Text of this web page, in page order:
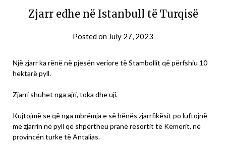
Zjarr edhe në Istanbull të Turqisë
Posted on July 27, 2023
Një zjarr ka rënë në pjesën veriore të Stambollit që përfshiu 10
hektarë pyll.
Zjarri shuhet nga ajri, toka dhe uji.
Kujtojmë se që nga mbrëmja e së hënës zjarrfikësit po luftojnë
me zjarrin në pyll që shpërtheu pranë resortit të Kemerit, në
provincën turke të Antalias.